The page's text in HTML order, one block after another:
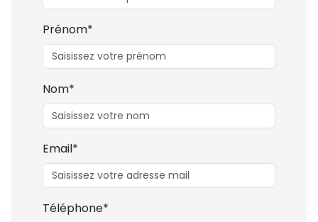
Prénom*
Nom*
Email*
Téléphone*